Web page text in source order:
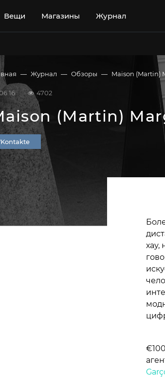
Вещи Магазины Журнал
Журнал Обзоры Maison (Martin)
4702
(Martin)
хау,